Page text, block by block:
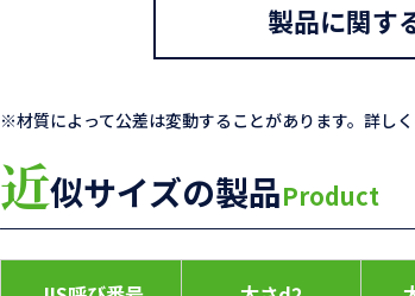
製品に関す
※材質によって公差は変動することがあります。詳し
近似サイズの製品Product